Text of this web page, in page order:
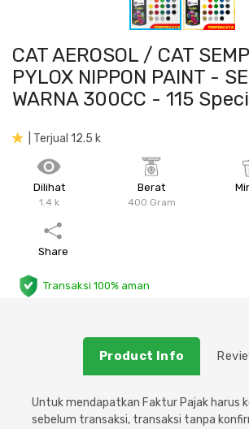
Plafon & Partisi
Sanitari & Aksesorisnya
Peralatan & Perkakas
Aksesoris Perabot
Konstruksi
Saniter
Material Alam
Besi Profil & Plat
Besi Profil & Baja
Semen & Sejenisnya
Sistem Elektrikal
Pompa dan Pipa
CAT AEROSOL / CAT
PYLOX NIPPON PAINT -
WARNA 300CC - 115
| Terjual 12.5 k
Dilihat
1.4 k
Berat
400 Gram
Share
Transaksi 100% aman
Product Info
Untuk mendapatkan Faktur Pajak harus
sebelum transaksi, transaksi tanpa